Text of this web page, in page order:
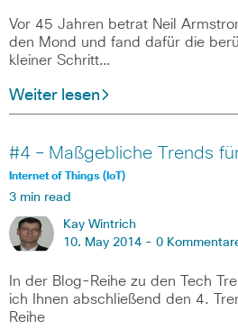
Vor 45 Jahren betrat Neil
den Mond und fand dafür die
kleiner Schritt…
Weiter lesen
#4 – Maßgebliche Trends
Internet of Things (IoT)
3 min read
Kay Wintrich
10. May 2014 - 0
In der Blog-Reihe zu den Tech
ich Ihnen abschließend den 4.
Reihe